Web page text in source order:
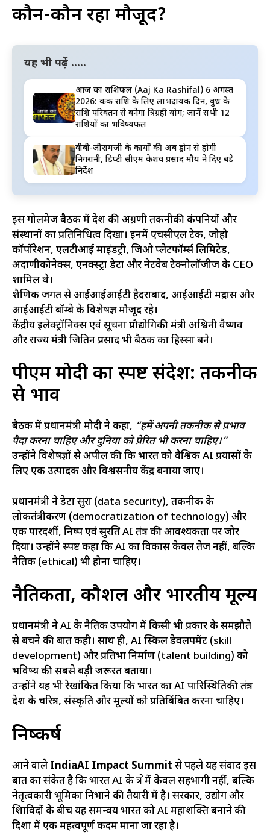
कौन-कौन रहा मौजूद?
यह भी पढ़ें .....
आज का राशिफल (Aaj Ka Rashifal) 6 अगस्त
2026: कर्क राशि के लिए लाभदायक दिन, बुध के
राशि परिवर्तन से बनेगा त्रिग्रही योग; जानें सभी 12
राशियों का भविष्यफल
वीबी-जीरामजी के कार्यों की अब ड्रोन से होगी
निगरानी, डिप्टी सीएम केशव प्रसाद मौर्य ने दिए बड़े
निर्देश
इस गोलमेज बैठक में देश की अग्रणी तकनीकी कंपनियों और
संस्थानों का प्रतिनिधित्व दिखा। इनमें एचसीएल टेक, जोहो
कॉर्पोरेशन, एलटीआई माइंडट्री, जिओ प्लेटफॉर्म्स लिमिटेड,
अदाणीकोनेक्स, एनक्स्ट्रा डेटा और नेटवेब टेक्नोलॉजीज के CEO
शामिल थे।
शैक्षणिक जगत से आईआईआईटी हैदराबाद, आईआईटी मद्रास और
आईआईटी बॉम्बे के विशेषज्ञ मौजूद रहे।
केंद्रीय इलेक्ट्रॉनिक्स एवं सूचना प्रौद्योगिकी मंत्री अश्विनी वैष्णव
और राज्य मंत्री जितिन प्रसाद भी बैठक का हिस्सा बने।
पीएम मोदी का स्पष्ट संदेश: तकनीक
से प्रभाव
बैठक में प्रधानमंत्री मोदी ने कहा, “हमें अपनी तकनीक से प्रभाव
पैदा करना चाहिए और दुनिया को प्रेरित भी करना चाहिए।”
उन्होंने विशेषज्ञों से अपील की कि भारत को वैश्विक AI प्रयासों के
लिए एक उत्पादक और विश्वसनीय केंद्र बनाया जाए।
प्रधानमंत्री ने डेटा सुरक्षा (data security), तकनीक के
लोकतंत्रीकरण (democratization of technology) और
एक पारदर्शी, निष्पक्ष एवं सुरक्षित AI तंत्र की आवश्यकता पर जोर
दिया। उन्होंने स्पष्ट कहा कि AI का विकास केवल तेज नहीं, बल्कि
नैतिक (ethical) भी होना चाहिए।
नैतिकता, कौशल और भारतीय मूल्य
प्रधानमंत्री ने AI के नैतिक उपयोग में किसी भी प्रकार के समझौते
से बचने की बात कही। साथ ही, AI स्किल डेवलपमेंट (skill
development) और प्रतिभा निर्माण (talent building) को
भविष्य की सबसे बड़ी जरूरत बताया।
उन्होंने यह भी रेखांकित किया कि भारत का AI पारिस्थितिकी तंत्र
देश के चरित्र, संस्कृति और मूल्यों को प्रतिबिंबित करना चाहिए।
निष्कर्ष
आने वाले IndiaAI Impact Summit से पहले यह संवाद इस
बात का संकेत है कि भारत AI के क्षेत्र में केवल सहभागी नहीं, बल्कि
नेतृत्वकारी भूमिका निभाने की तैयारी में है। सरकार, उद्योग और
शिक्षाविदों के बीच यह समन्वय भारत को AI महाशक्ति बनाने की
दिशा में एक महत्वपूर्ण कदम माना जा रहा है।